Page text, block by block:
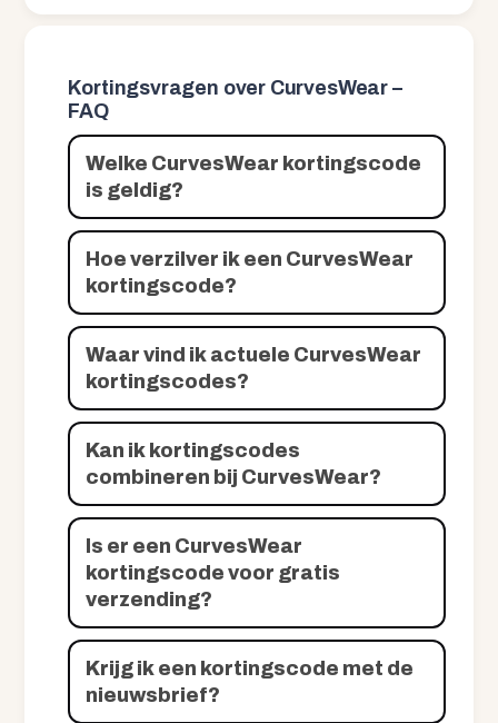
Kortingsvragen over CurvesWear –
FAQ
Welke CurvesWear kortingscode
is geldig?
Hoe verzilver ik een CurvesWear
kortingscode?
Waar vind ik actuele CurvesWear
kortingscodes?
Kan ik kortingscodes
combineren bij CurvesWear?
Is er een CurvesWear
kortingscode voor gratis
verzending?
Krijg ik een kortingscode met de
nieuwsbrief?